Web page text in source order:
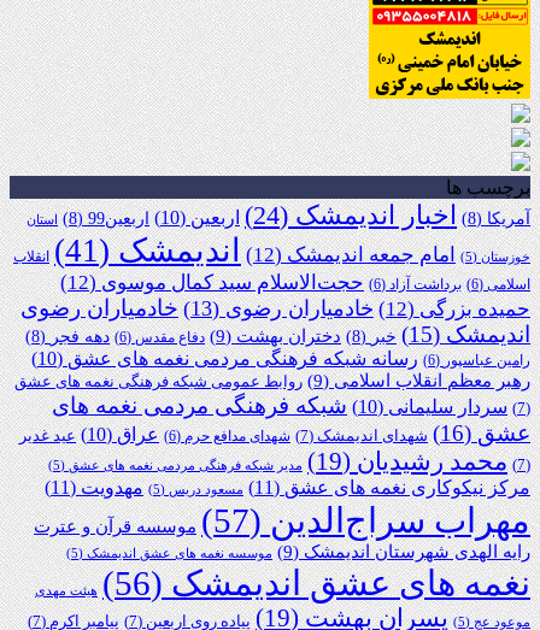
برچسب ها
آمریکا(8) اخبار اندیمشک(24) اربعین(10) اربعین99 (8) استان
خوزستان(5) امام جمعه اندیمشک(12) اندیمشک(41)
انقلاب
اسلامی(6) برداشت آزاد(6) حجت‌الاسلام سید کمال موسوی(12)
حمیده بزرگی(12) خادمیاران رضوی(13)
خادمیاران رضوی
اندیمشک(15) خبر(8) دختران بهشت(9) دفاع مقدس(6) دهه فجر(8)
رامین عباسپور(6) رسانه شبکه فرهنگی مردمی نغمه های عشق(10)
رهبر معظم انقلاب اسلامی(9)
روابط عمومی شبکه فرهنگی نغمه های عشق
(7)
سردار سلیمانی(10)
شبکه فرهنگی مردمی نغمه های
عشق(16) شهدای اندیمشک(7) شهدای مدافع حرم(6) عراق(10)
عید غدیر
(7)
محمد رشیدیان(19) مدیر شبکه فرهنگی مردمی نغمه های عشق(5)
مرکز نیکوکاری نغمه های عشق(11) مسعود دریس(5) مهدویت(11)
مهراب سراج‌الدین(57)
موسسه قرآن و عترت
رایه الهدی شهرستان اندیمشک(9) موسسه نغمه های عشق اندیمشک(5)
نغمه های عشق اندیمشک(56) هیئت مهدی
موعود عج(5) پسران بهشت(19) پیاده روی اربعین(7) پیامبر اکرم(7)